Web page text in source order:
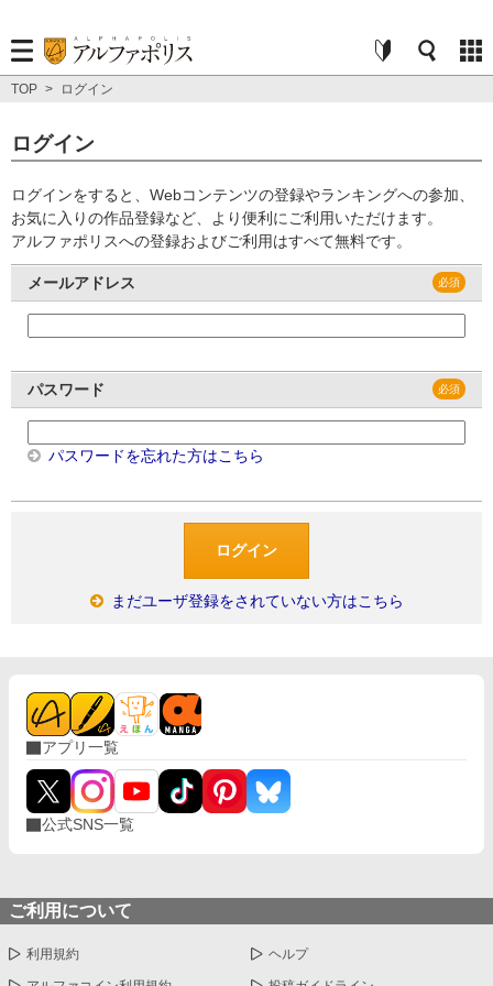
TOP > ログイン
ログイン
ログインをすると、Webコンテンツの登録やランキングへの参加、
お気に入りの作品登録など、より便利にご利用いただけます。
アルファポリスへの登録およびご利用はすべて無料です。
メールアドレス
パスワード
パスワードを忘れた方はこちら
まだユーザ登録をされていない方はこちら
アプリ一覧
公式SNS一覧
ご利用について
利用規約 ヘルプ